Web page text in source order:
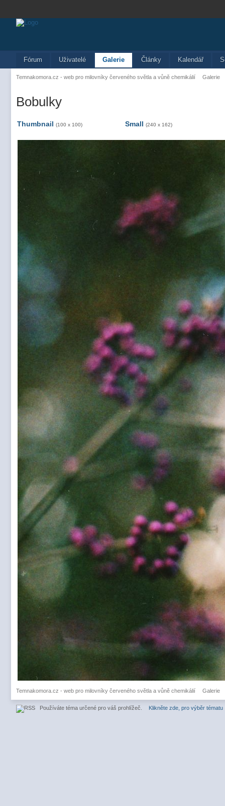
Fórum Uživatelé Galerie Články Kalendář
Temnakomora.cz - web pro milovníky červeného světla a vůně chemikálií Galerie
Bobulky
Thumbnail (100 x 100) Small (240 x 162)
Temnakomora.cz - web pro milovníky červeného světla a vůně chemikálií Galerie
Používáte téma určené pro váš prohlížeč. Klikněte zde, pro výběr tématu